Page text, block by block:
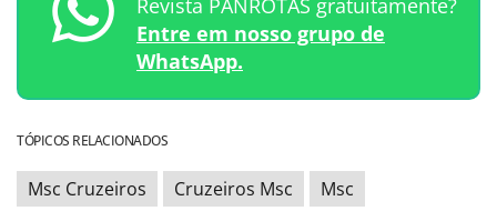
Revista PANROTAS gratuitamente?
Entre em nosso grupo de
WhatsApp.
TÓPICOS RELACIONADOS
Msc Cruzeiros Cruzeiros Msc
Msc